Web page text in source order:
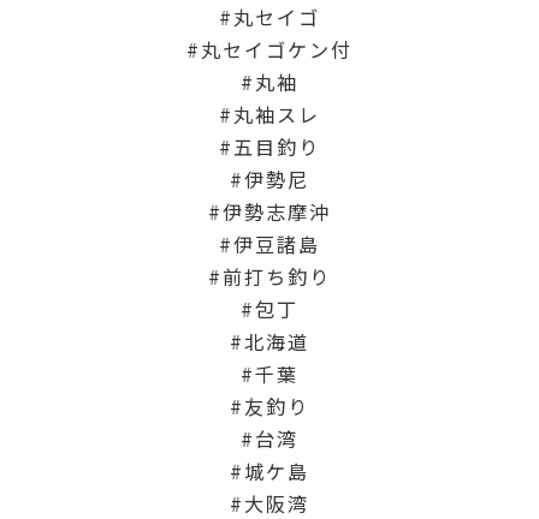
丸セイゴ
丸セイゴケン付
丸袖
丸袖スレ
五目釣り
伊勢尼
伊勢志摩沖
伊豆諸島
前打ち釣り
包丁
北海道
千葉
友釣り
台湾
城ケ島
大阪湾